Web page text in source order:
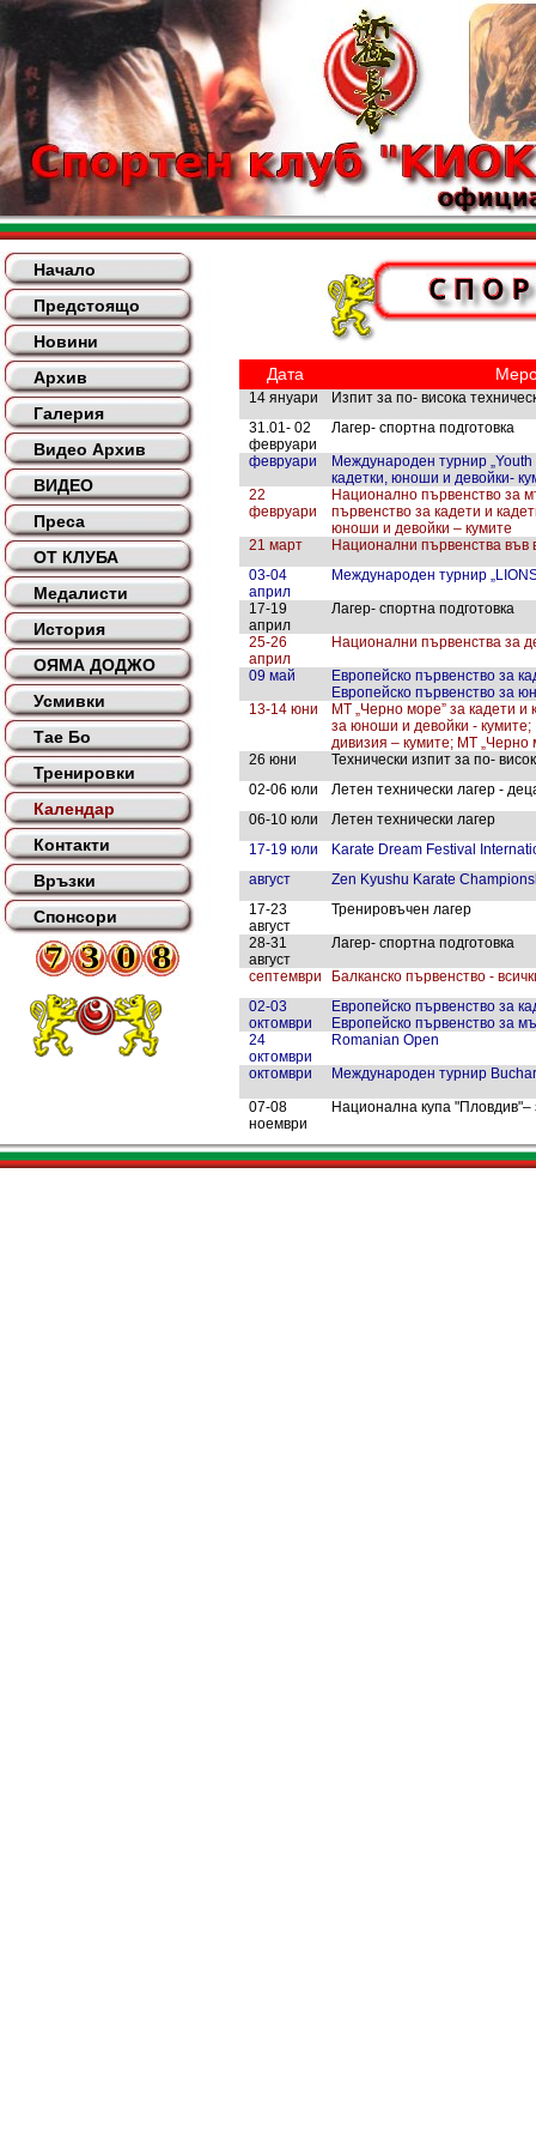
Начало
Предстоящо
Новини
Архив
Галерия
Видео Архив
ВИДЕО
Преса
ОТ КЛУБА
Медалисти
История
ОЯМА ДОДЖО
Усмивки
Тае Бо
Тренировки
Календар
Контакти
Връзки
Спонсори
Дата
14 януари
Изпит за по- висока
31.01- 02
февруари
Лагер- спортна подготовка
февруари
Международен турнир
кадетки, юноши и девойки-
22
февруари
Национално първенство за
първенство за кадети и
юноши и девойки – кумите
21 март
Национални първенства във
03-04
април
Международен турнир
17-19
април
Лагер- спортна подготовка
25-26
април
Национални първенства за
09 май
Европейско първенство за
Европейско първенство за
13-14 юни
МТ „Черно море” за кадети и
за юноши и девойки -
дивизия – кумите; МТ „Черно
26 юни
Технически изпит за по-
02-06 юли
Летен технически лагер -
06-10 юли
Летен технически лагер
17-19 юли
Karate Dream Festival
август
Zen Kyushu Karate
17-23
август
Тренировъчен лагер
28-31
август
Лагер- спортна подготовка
септември
Балканско първенство -
02-03
октомври
Европейско първенство за
Европейско първенство за
24
октомври
Romanian Open
октомври
Международен турнир
07-08
ноември
Национална купа "Пловдив"–